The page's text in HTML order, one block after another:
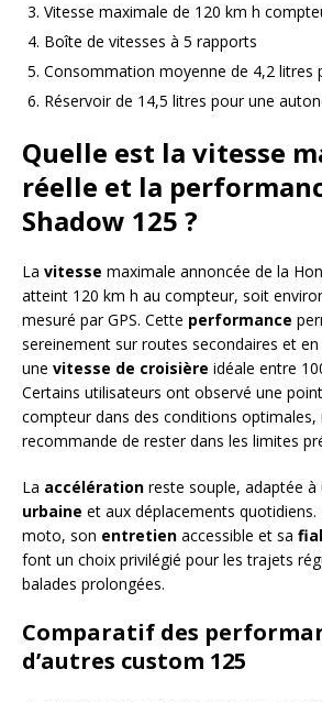
Vitesse maximale de 120 km h
Boîte de vitesses à 5 rapports
Consommation moyenne de 4,2 litres
Réservoir de 14,5 litres pour une
Quelle est la vitesse
réelle et la
Shadow 125 ?
La vitesse maximale annoncée de la
atteint 120 km h au compteur, soit
mesuré par GPS. Cette performance
sereinement sur routes secondaires et
une vitesse de croisière idéale entre
Certains utilisateurs ont observé une
compteur dans des conditions optimales,
recommande de rester dans les limites
La accélération reste souple, adaptée à
urbaine et aux déplacements quotidiens.
moto, son entretien accessible et sa
font un choix privilégié pour les trajets
balades prolongées.
Comparatif des
d’autres custom 125